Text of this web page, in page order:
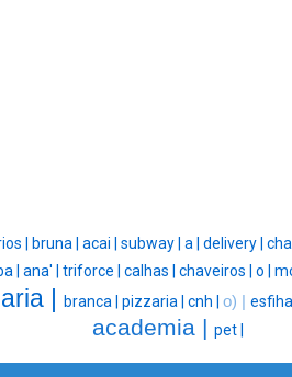
| bruna | acai | subway | a | delivery |
| ana' | triforce | calhas | chaveiros | o |
| branca | pizzaria | cnh | o) |
academia | pet |